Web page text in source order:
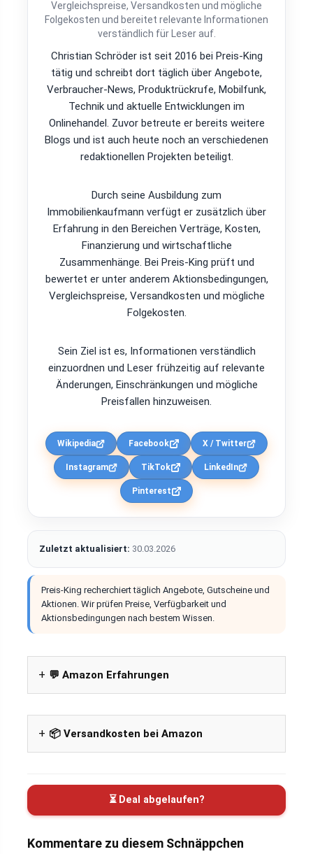
Vergleichspreise, Versandkosten und mögliche
Folgekosten und bereitet relevante Informationen
verständlich für Leser auf.
Christian Schröder ist seit 2016 bei Preis-King
tätig und schreibt dort täglich über Angebote,
Verbraucher-News, Produktrückrufe, Mobilfunk,
Technik und aktuelle Entwicklungen im
Onlinehandel. Zuvor betreute er bereits weitere
Blogs und ist auch heute noch an verschiedenen
redaktionellen Projekten beteiligt.
Durch seine Ausbildung zum
Immobilienkaufmann verfügt er zusätzlich über
Erfahrung in den Bereichen Verträge, Kosten,
Finanzierung und wirtschaftliche
Zusammenhänge. Bei Preis-King prüft und
bewertet er unter anderem Aktionsbedingungen,
Vergleichspreise, Versandkosten und mögliche
Folgekosten.
Sein Ziel ist es, Informationen verständlich
einzuordnen und Leser frühzeitig auf relevante
Änderungen, Einschränkungen und mögliche
Preisfallen hinzuweisen.
Wikipedia Facebook X / Twitter
Instagram TikTok LinkedIn
Pinterest
Zuletzt aktualisiert: 30.03.2026
Preis-King recherchiert täglich Angebote, Gutscheine und
Aktionen. Wir prüfen Preise, Verfügbarkeit und
Aktionsbedingungen nach bestem Wissen.
💬 Amazon Erfahrungen
📦 Versandkosten bei Amazon
⏳ Deal abgelaufen?
Kommentare zu diesem Schnäppchen